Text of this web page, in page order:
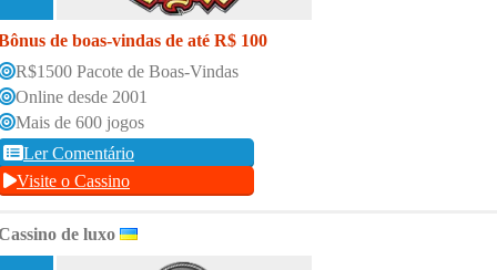
de boas-vindas de até R$ 100
R$1500 Pacote de Boas-Vindas
Online desde 2001
Mais de 600 jogos
Ler Comentário
Visite o Cassino
de luxo